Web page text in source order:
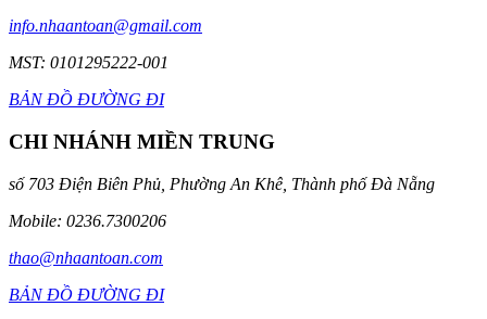
info.nhaantoan@gmail.com
MST: 0101295222-001
BẢN ĐỒ ĐƯỜNG ĐI
CHI NHÁNH MIỀN TRUNG
số 703 Điện Biên Phủ, Phường An Khê, Thành phố Đà Nẵng
Mobile: 0236.7300206
thao@nhaantoan.com
BẢN ĐỒ ĐƯỜNG ĐI